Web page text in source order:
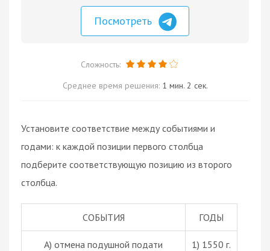
Посмотреть
Сложность:
Среднее время решения: 1 мин. 2 сек.
Установите соответствие между событиями и
годами: к каждой позиции первого столбца
подберите соответствующую позицию из второго
столбца.
СОБЫТИЯ ГОДЫ
A) отмена подушной подати
1) 1550 г.